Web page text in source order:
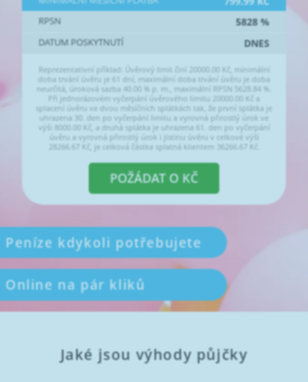
Peníze kdykoli potřebujete
Online na pár kliků
RPSN 5828 %
DATUM POSKYTNUTÍ DNES
Reprezentativní příklad: Úvěrový limit činí 20000.00 Kč, minimální
doba trvání úvěru je 61 dní, maximální doba trvání úvěru je doba
neurčitá, úroková sazba 40.00 % p. m., maximální RPSN 5628.84 %.
Při jednorázovém vyčerpání úvěrového limitu
20000.00 Kč a
splacení úvěru ve dvou měsíčních splátkách tak, že první splátka je
uhrazena 30. den po vyčerpání limitu a vyrovná přirostlý úrok ve
výši
8000.00 Kč, a druhá splátka je uhrazena 61. den po vyčerpání
úvěru a vyrovná přirostlý úrok i jistinu úvěru v celkové výši
28266.67
Kč, je celková částka splatná klientem 36266.67 Kč.
POŽÁDAT O KČ
Jaké jsou výhody půjčky